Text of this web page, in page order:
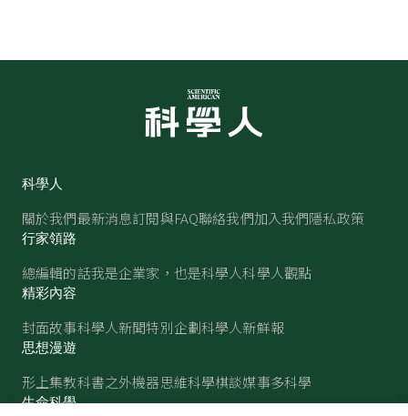
科學人
關於我們最新消息訂閱與FAQ聯絡我們加入我們隱私政策
行家領路
總編輯的話我是企業家，也是科學人科學人觀點
精彩內容
封面故事科學人新聞特別企劃科學人新鮮報
思想漫遊
形上集教科書之外機器思維科學棋談媒事多科學
生命科學